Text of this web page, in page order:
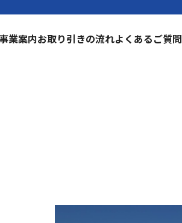
業案内お取り引きの流れよくあるご質問